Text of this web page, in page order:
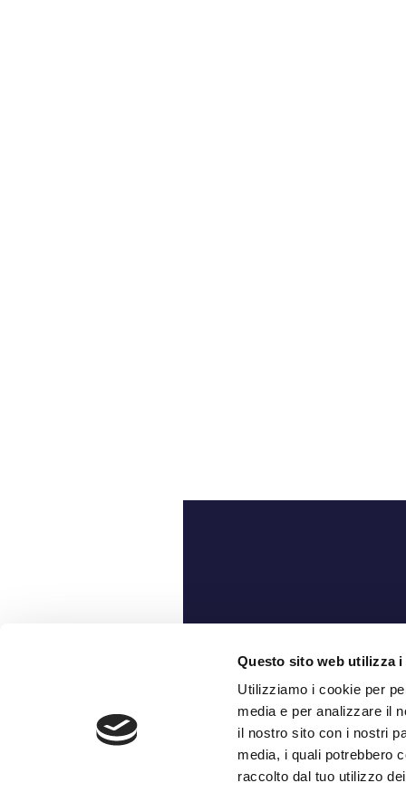
Questo sito web utilizza i
Utilizziamo i cookie per
media e per analizzare il
il nostro sito con i nostri
media, i quali potrebbero
raccolto dal tuo utilizzo